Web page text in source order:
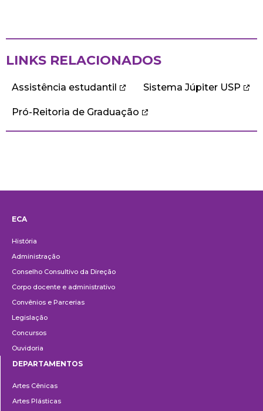
LINKS RELACIONADOS
Assistência estudantil Sistema Júpiter USP
Pró-Reitoria de Graduação
ECA
História
Administração
Conselho Consultivo da Direção
Corpo docente e administrativo
Convênios e Parcerias
Legislação
Concursos
Ouvidoria
DEPARTAMENTOS
Artes Cênicas
Artes Plásticas